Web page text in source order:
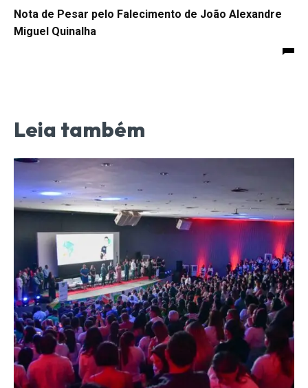
Nota de Pesar pelo Falecimento de João Alexandre
Miguel Quinalha
Leia também